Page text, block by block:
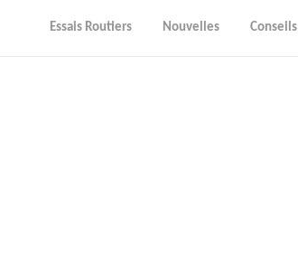
Essais Routiers Nouvelles Conseils